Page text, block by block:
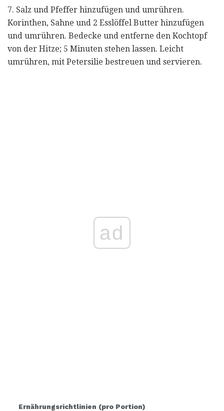
7. Salz und Pfeffer hinzufügen und umrühren.
Korinthen, Sahne und 2 Esslöffel Butter hinzufügen
und umrühren. Bedecke und entferne den Kochtopf
von der Hitze; 5 Minuten stehen lassen. Leicht
umrühren, mit Petersilie bestreuen und servieren.
ad
Ernährungsrichtlinien (pro Portion)